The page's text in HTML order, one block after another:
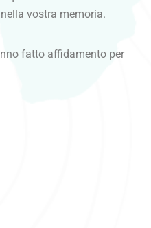
vostra memoria.
fatto affidamento per